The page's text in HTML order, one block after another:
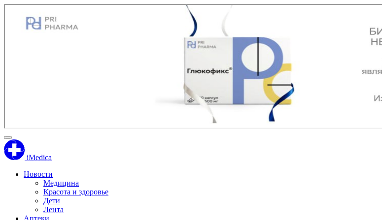
iMedica
Новости
Медицина
Красота и здоровье
Дети
Лента
Аптеки